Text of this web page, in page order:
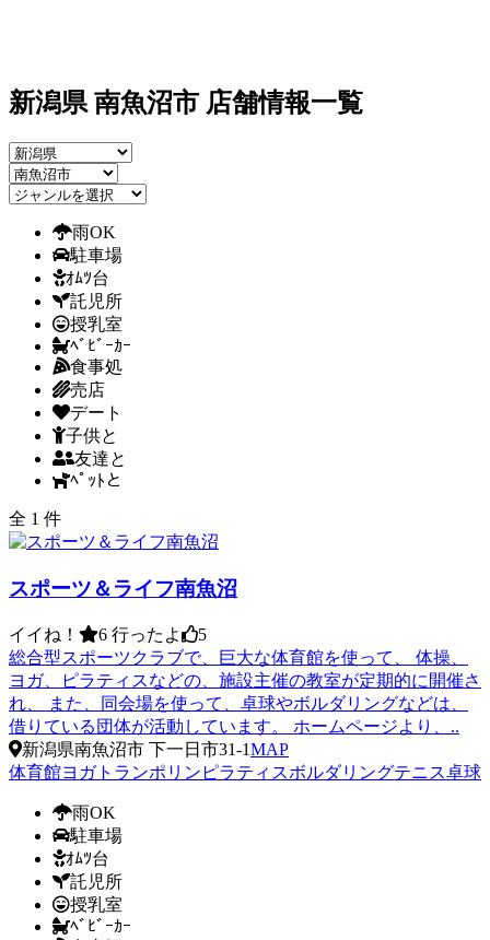
新潟県 南魚沼市 店舗情報一覧
雨OK
駐車場
ｵﾑﾂ台
託児所
授乳室
ﾍﾞﾋﾞｰｶｰ
食事処
売店
デート
子供と
友達と
ﾍﾟｯﾄと
全 1 件
スポーツ＆ライフ南魚沼
イイね！ 6 行ったよ
5
総合型スポーツクラブで、巨大な体育館を使って、 体操、
ヨガ、ピラティスなどの、施設主催の教室が定期的に開催さ
れ、 また、同会場を使って、卓球やボルダリングなどは、
借りている団体が活動しています。 ホームページより、..
新潟県南魚沼市 下一日市31‐1MAP
体育館ヨガトランポリン ピラティスボルダリングテニス卓球
雨OK
駐車場
ｵﾑﾂ台
託児所
授乳室
ﾍﾞﾋﾞｰｶｰ